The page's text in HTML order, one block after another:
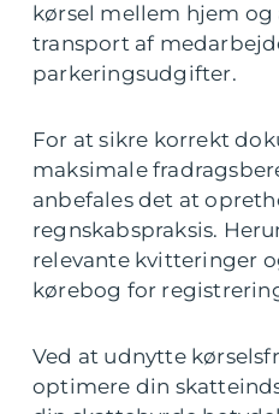
kørsel mellem hjem
transport af
parkeringsudgifter.
For at sikre korrekt
maksimale
anbefales det at
regnskabspraksis.
relevante kvitteringer
kørebog for
Ved at udnytte
optimere din